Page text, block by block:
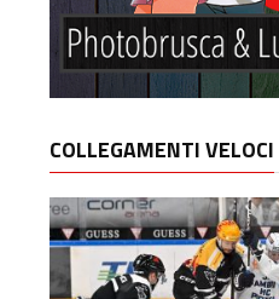
COLLEGAMENTI VELOCI